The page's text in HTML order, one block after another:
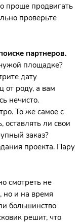
проще продвигать
проверьте
партнеров.
площадке?
дату
от роду, а вам
нечисто.
То же самое с
оставлять ли свои
заказ?
проекта. Пару
смотреть не
но и на время
большинство
решит, что